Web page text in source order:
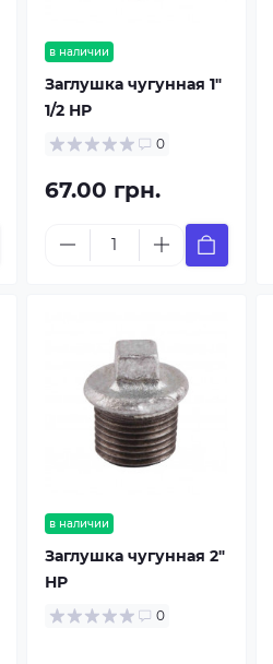
в наличии
Заглушка чугунная 1"
1/2 НР
0
67.00 грн.
в наличии
Заглушка чугунная 2"
НР
0